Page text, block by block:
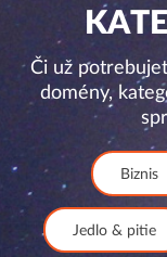
Či už
domény,
Biznis
Jedlo & pitie